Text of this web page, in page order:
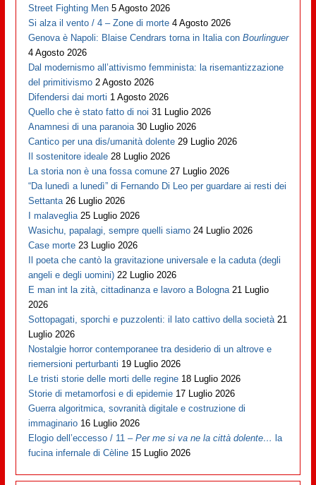
Street Fighting Men 5 Agosto 2026
Si alza il vento / 4 – Zone di morte 4 Agosto 2026
Genova è Napoli: Blaise Cendrars torna in Italia conBourlinguer
4 Agosto 2026
Dal modernismo all’attivismo femminista: la risemantizzazione
del primitivismo 2 Agosto 2026
Difendersi dai morti 1 Agosto 2026
Quello che è stato fatto di noi 31 Luglio 2026
Anamnesi di una paranoia 30 Luglio 2026
Cantico per una dis/umanità dolente 29 Luglio 2026
Il sostenitore ideale 28 Luglio 2026
La storia non è una fossa comune 27 Luglio 2026
“Da lunedì a lunedì” di Fernando Di Leo per guardare ai resti dei
Settanta 26 Luglio 2026
I malaveglia 25 Luglio 2026
Wasichu, papalagi, sempre quelli siamo 24 Luglio 2026
Case morte 23 Luglio 2026
Il poeta che cantò la gravitazione universale e la caduta (degli
angeli e degli uomini) 22 Luglio 2026
E man int la zità, cittadinanza e lavoro a Bologna 21 Luglio
2026
Sottopagati, sporchi e puzzolenti: il lato cattivo della società 21
Luglio 2026
Nostalgie horror contemporanee tra desiderio di un altrove e
riemersioni perturbanti 19 Luglio 2026
Le tristi storie delle morti delle regine 18 Luglio 2026
Storie di metamorfosi e di epidemie 17 Luglio 2026
Guerra algoritmica, sovranità digitale e costruzione di
immaginario 16 Luglio 2026
Elogio dell’eccesso / 11 –Per me si va ne la città dolente… la
fucina infernale di Cèline 15 Luglio 2026